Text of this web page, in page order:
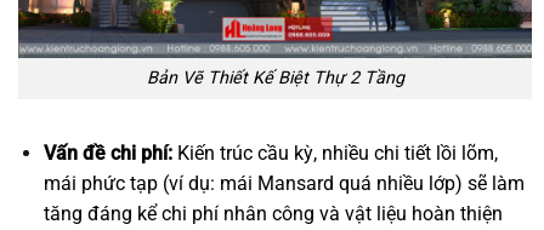
Bản Vẽ Thiết Kế Biệt Thự 2 Tầng
Vấn đề chi phí:Kiến trúc cầu kỳ, nhiều chi tiết lồi lõm,
mái phức tạp (ví dụ: mái Mansard quá nhiều lớp) sẽ làm
tăng đáng kể chi phí nhân công và vật liệu hoàn thiện